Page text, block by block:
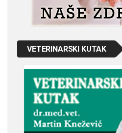
VETERINARSKI KUTAK